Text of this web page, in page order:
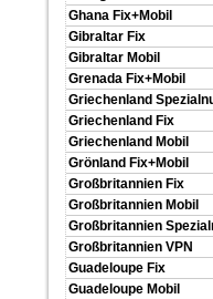
Ghana Fix+Mobil
Gibraltar Fix
Gibraltar Mobil
Grenada Fix+Mobil
Griechenland
Griechenland Fix
Griechenland Mobil
Grönland Fix+Mobil
Großbritannien Fix
Großbritannien Mobil
Großbritannien
Großbritannien VPN
Guadeloupe Fix
Guadeloupe Mobil